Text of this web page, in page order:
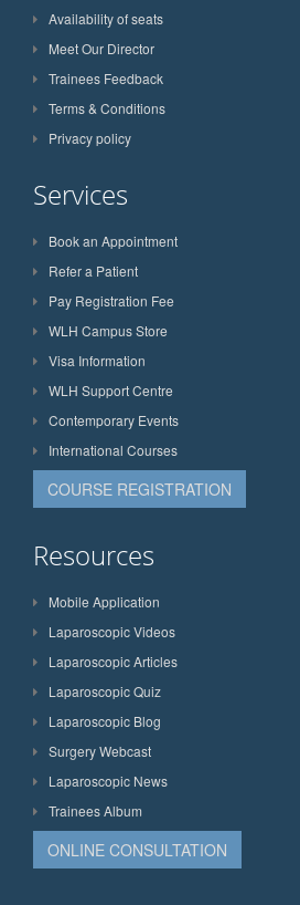
Availability of seats
Meet Our Director
Trainees Feedback
Terms & Conditions
Privacy policy
Services
Book an Appointment
Refer a Patient
Pay Registration Fee
WLH Campus Store
Visa Information
WLH Support Centre
Contemporary Events
International Courses
COURSE REGISTRATION
Resources
Mobile Application
Laparoscopic Videos
Laparoscopic Articles
Laparoscopic Quiz
Laparoscopic Blog
Surgery Webcast
Laparoscopic News
Trainees Album
ONLINE CONSULTATION